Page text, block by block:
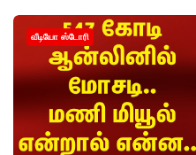
வீடியோ ஸ்டோரி